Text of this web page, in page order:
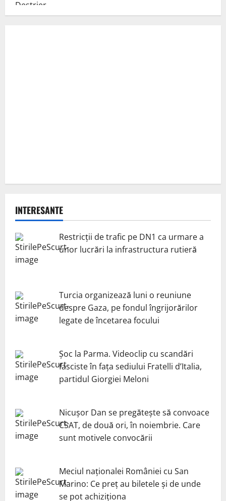
INTERESANTE
Restricții de trafic pe DN1 ca urmare a
unor lucrări la infrastructura rutieră
Turcia organizează luni o reuniune
despre Gaza, pe fondul îngrijorărilor
legate de încetarea focului
Șoc la Parma. Videoclip cu scandări
fasciste în fața sediului Fratelli d’Italia,
partidul Giorgiei Meloni
Nicuşor Dan se pregăteşte să convoace
CSAT, de două ori, în noiembrie. Care
sunt motivele convocării
Meciul naționalei României cu San
Marino: Ce preț au biletele și de unde
se pot achiziționa